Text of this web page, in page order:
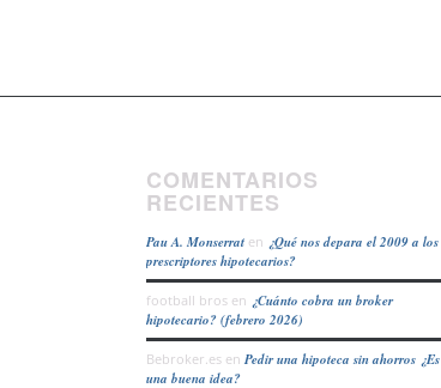
COMENTARIOS
RECIENTES
Pau A. Monserraten ¿Qué nos depara el 2009 a los
prescriptores hipotecarios?
football brosen ¿Cuánto cobra un broker
hipotecario? (febrero 2026)
Bebroker.esen Pedir una hipoteca sin ahorros ¿Es
una buena idea?